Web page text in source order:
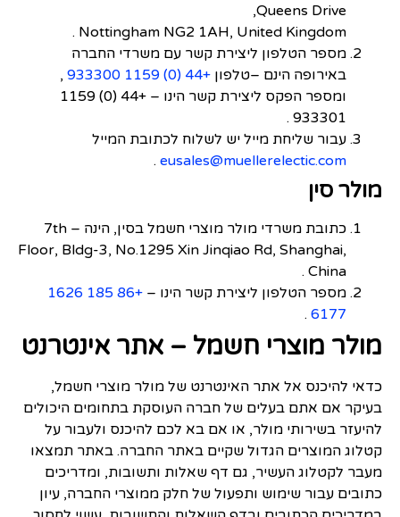
Queens Drive,
Nottingham NG2 1AH, United Kingdom .
מספר הטלפון ליצירת קשר עם משרדי החברה
באירופה הינם –טלפון +44 (0) 1159 933300
,
ומספר הפקס ליצירת קשר הינו – +44 (0) 1159
933301 .
עבור שליחת מייל יש לשלוח לכתובת המייל
eusales@muellerelectic.com
.
מולר סין
כתובת משרדי מולר מוצרי חשמל בסין, הינה – 7th
Floor, Bldg-3, No.1295 Xin Jinqiao Rd, Shanghai,
China .
מספר הטלפון ליצירת קשר הינו –
+86 185 1626
6177
.
מולר מוצרי חשמל – אתר אינטרנט
כדאי להיכנס אל אתר האינטרנט של מולר מוצרי חשמל,
בעיקר אם אתם בעלים של חברה העוסקת בתחומים היכולים
להיעזר בשירותי מולר, או אם בא לכם להיכנס ולעבור על
קטלוג המוצרים הגדול שקיים באתר החברה. באתר תמצאו
מעבר לקטלוג העשיר, גם דף שאלות ותשובות, ומדריכים
כתובים עבור שימוש ותפעול של חלק ממוצרי החברה, עיון